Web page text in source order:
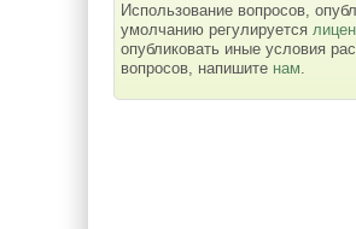
Использование вопросов,
умолчанию регулируется
опубликовать иные условия
вопросов, напишите нам.